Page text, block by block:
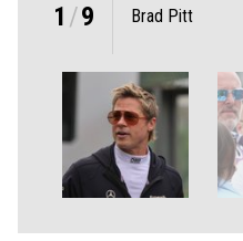
1 /9 Brad Pitt